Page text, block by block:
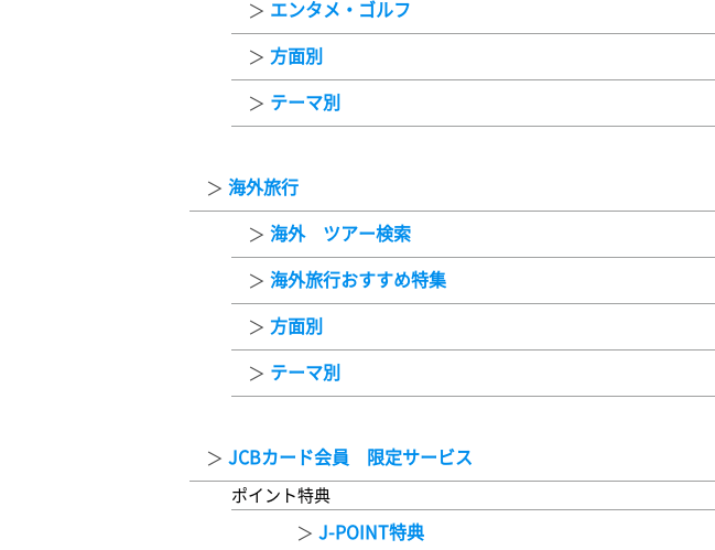
エンタメ・ゴルフ
方面別
テーマ別
海外旅行
海外 ツアー検索
海外旅行おすすめ特集
方面別
テーマ別
JCBカード会員 限定サービス
ポイント特典
J-POINT特典